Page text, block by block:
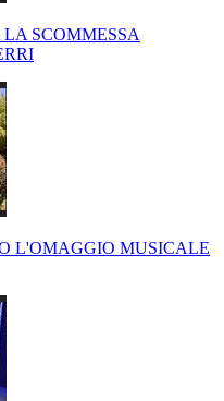
SCOMMESSA
L'OMAGGIO MUSICALE